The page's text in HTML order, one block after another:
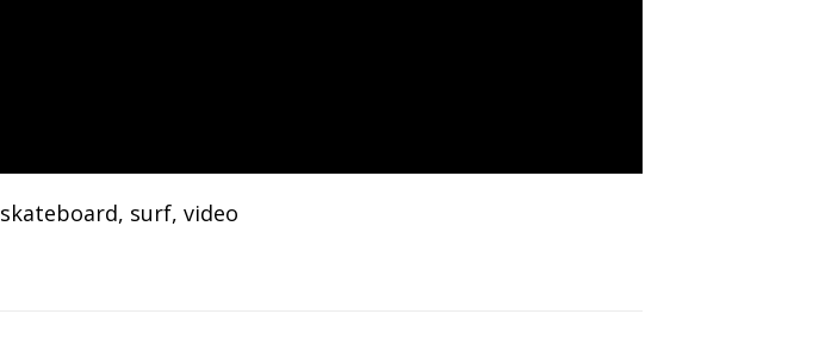
skateboard, surf, video